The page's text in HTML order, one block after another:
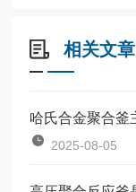
相关文章
2025-08-05